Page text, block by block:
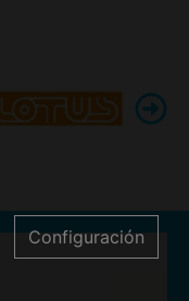
Configuración